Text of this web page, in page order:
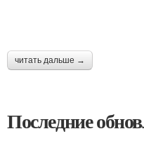
читать дальше →
Последние